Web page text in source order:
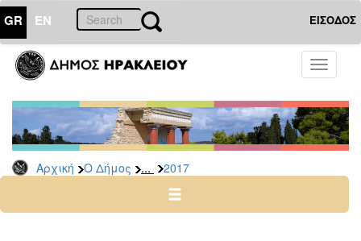
GR EN ΕΙΣΟΔΟΣ
Toggle
Αρχική Ο Δήμος ... 2017
ΔΗΜΟΣ
Δελτία
Τύπου
Αρχείο
2026
2024